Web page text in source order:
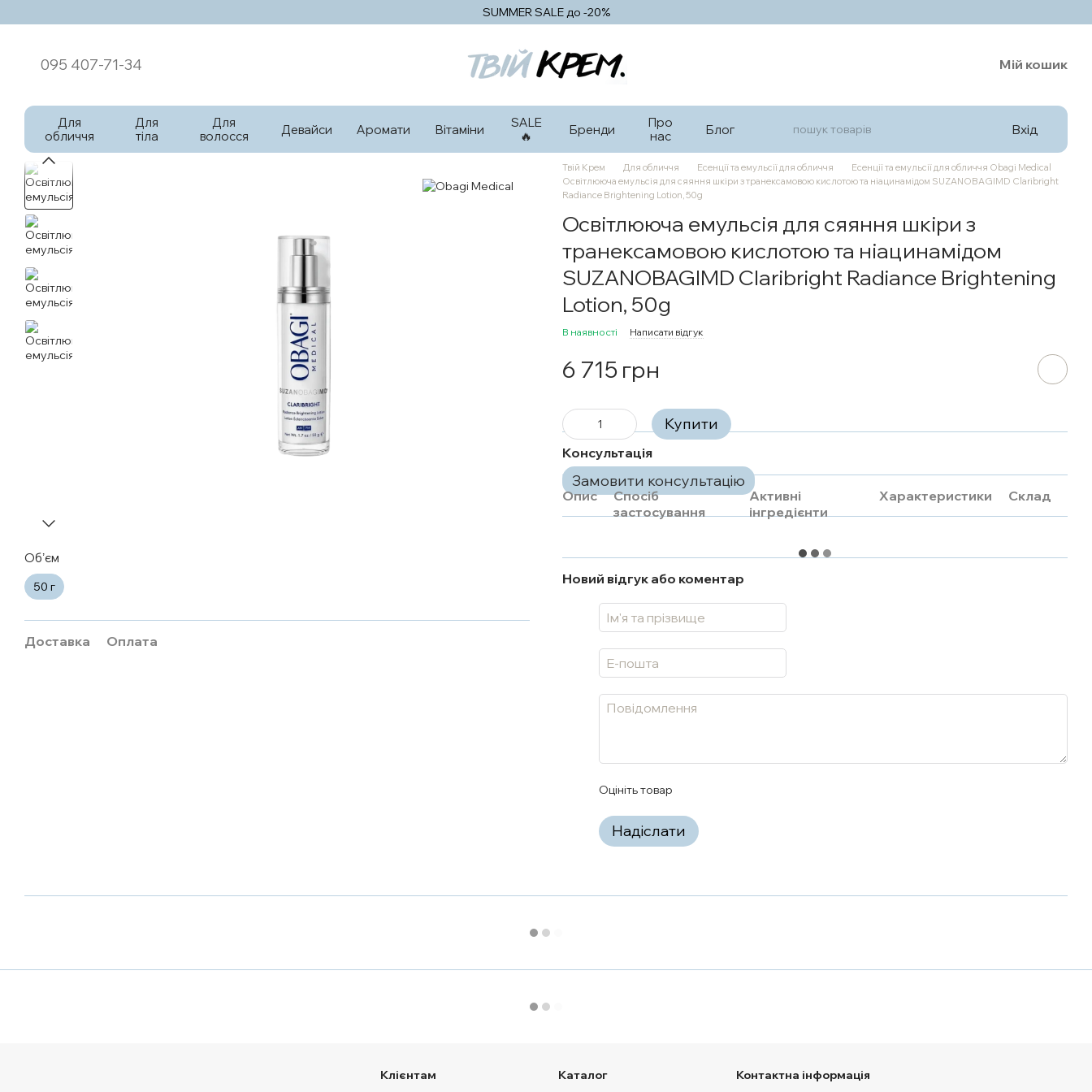
SUMMER SALE до -20%
095 407-71-34 Мій кошик
Для
обличчя
Для
тіла
Для
волосся
Девайси Аромати Вітаміни
SALE
🔥
Бренди
Про
нас
Блог Вхід
Обʼєм
50 г
Доставка Оплата
Твій Крем Для обличчя Есенції та емульсії для обличчя
Есенції та емульсії для обличчя Obagi Medical
Освітлююча емульсія для сяяння шкіри з транексамовою кислотою та ніацинамідом SUZANOBAGIMD Claribright
Radiance Brightening Lotion, 50g
Освітлююча емульсія для сяяння шкіри з
транексамовою кислотою та ніацинамідом
SUZANOBAGIMD Claribright Radiance Brightening
Lotion, 50g
В наявності Написати відгук
6 715 грн
Купити
Консультація
Замовити консультацію
Опис
Спосіб
застосування
Активні
інгредієнти
Характеристики Склад
Новий відгук або коментар
Оцініть товар
Надіслати
Клієнтам Каталог Контактна інформація